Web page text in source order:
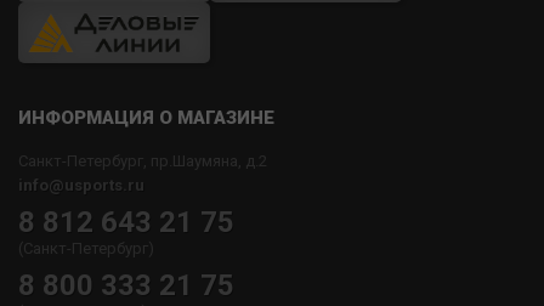
ИНФОРМАЦИЯ О МАГАЗИНЕ
Санкт-Петербург, пр.Шаумяна, д.2
info@usports.ru
8 812 643 21 75
(Санкт-Петербург)
8 800 333 21 75